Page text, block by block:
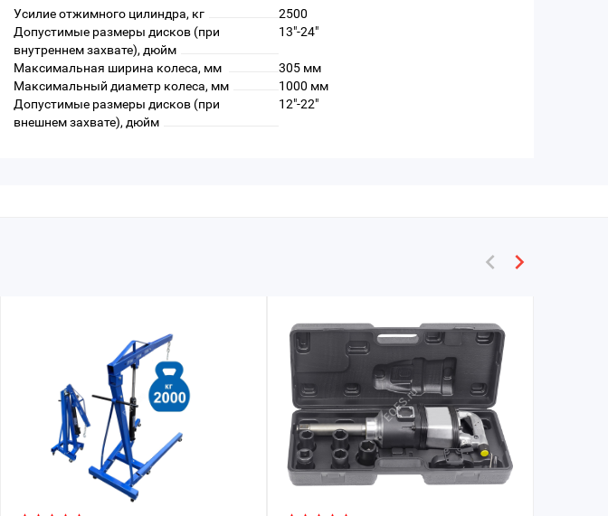
Усилие отжимного цилиндра, кг
2500
Допустимые размеры дисков (при
внутреннем захвате), дюйм
13"-24"
Максимальная ширина колеса, мм
305 мм
Максимальный диаметр колеса, мм
1000 мм
Допустимые размеры дисков (при
внешнем захвате), дюйм
12"-22"